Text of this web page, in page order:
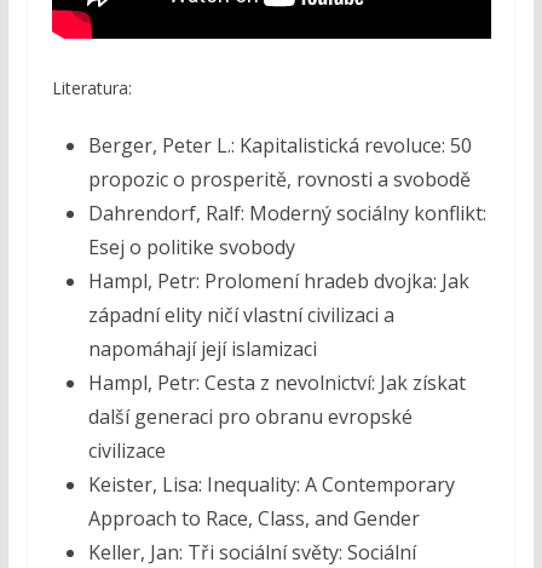
Literatura:
Berger, Peter L.: Kapitalistická revoluce: 50
propozic o prosperitě, rovnosti a svobodě
Dahrendorf, Ralf: Moderný sociálny konflikt:
Esej o politike svobody
Hampl, Petr: Prolomení hradeb dvojka: Jak
západní elity ničí vlastní civilizaci a
napomáhají její islamizaci
Hampl, Petr: Cesta z nevolnictví: Jak získat
další generaci pro obranu evropské
civilizace
Keister, Lisa: Inequality: A Contemporary
Approach to Race, Class, and Gender
Keller, Jan: Tři sociální světy: Sociální